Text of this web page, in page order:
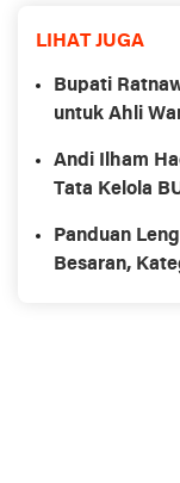
LIHAT JUGA
Bupati
untuk Ahli
Andi Ilham
Tata Kelola
Panduan
Besaran,